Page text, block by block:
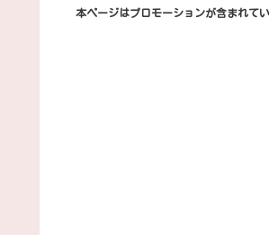
本ページはプロモーションが含まれて